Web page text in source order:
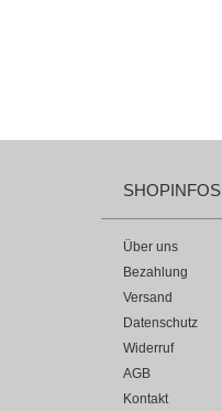
SHOPINFOS
Über uns
Bezahlung
Versand
Datenschutz
Widerruf
AGB
Kontakt